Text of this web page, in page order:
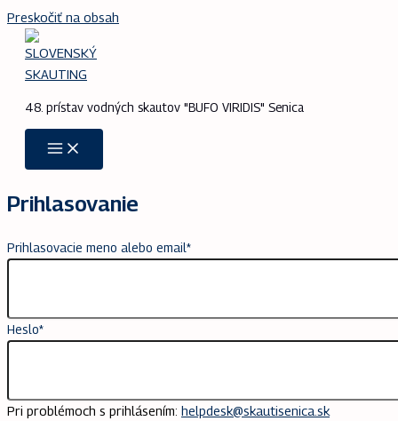
Preskočiť na obsah
48. prístav vodných skautov "BUFO VIRIDIS" Senica
Prihlasovanie
Prihlasovacie meno alebo email*
Heslo*
Pri problémoch s prihlásením: helpdesk@skautisenica.sk